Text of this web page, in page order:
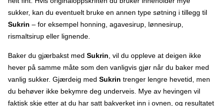
sukker, kan du eventuelt bruke en annen type søtning i tillegg til
Sukrin – for eksempel honning, agavesirup, lønnesirup,
rismaltsirup eller lignende.
Baker du gjærbakst med Sukrin , vil du oppleve at deigen ikke
hever på samme måte som den vanligvis gjør når du baker med
vanlig sukker. Gjærdeig med Sukrin trenger lengre hevetid, men
du behøver ikke bekymre deg underveis. Mye av hevingen vil
faktisk skje etter at du har satt bakverket inn i ovnen, og resultatet